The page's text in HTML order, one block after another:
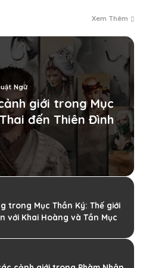
Xem Thêm
Ngữ
giới trong Mục
đến Thiên Đình
trong Mục Thần Ký: Thế giới
với Khai Hoàng và Tần Mục